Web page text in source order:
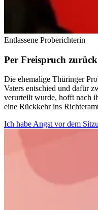
Entlassene Proberichterin
Per Freispruch
Die ehemalige Thüringer
Vaters entschied und dafür
verurteilt wurde, hofft nach
eine Rückkehr ins
Ich habe Angst vor dem